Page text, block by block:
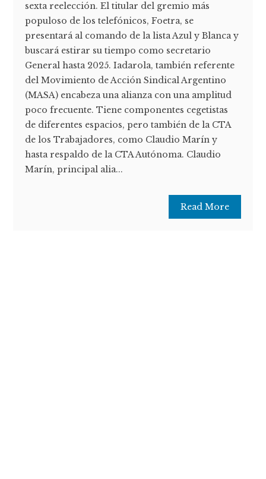
sexta reelección. El titular del gremio más
populoso de los telefónicos, Foetra, se
presentará al comando de la lista Azul y Blanca y
buscará estirar su tiempo como secretario
General hasta 2025. Iadarola, también referente
del Movimiento de Acción Sindical Argentino
(MASA) encabeza una alianza con una amplitud
poco frecuente. Tiene componentes cegetistas
de diferentes espacios, pero también de la CTA
de los Trabajadores, como Claudio Marín y
hasta respaldo de la CTA Autónoma. Claudio
Marín, principal alia...
Read More